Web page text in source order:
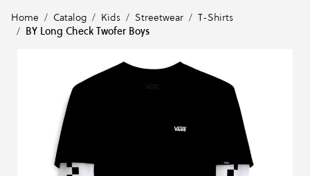
Home / Catalog / Kids / Streetwear / T-Shirts
/ BY Long Check Twofer Boys